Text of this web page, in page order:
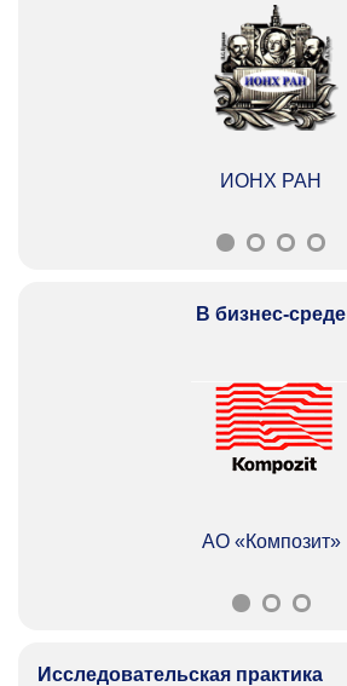
ИОНХ РАН
В бизнес-среде
АО «Композит»
Исследовательская практика